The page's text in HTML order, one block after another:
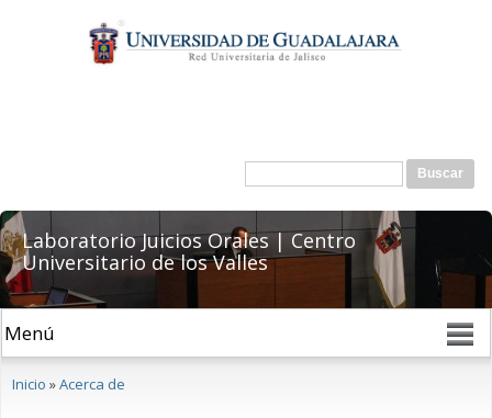
contenido
principal
Formulario de búsqueda
Buscar
Laboratorio Juicios Orales | Centro
Universitario de los Valles
Se encuentra usted aquí
Inicio »Acerca de